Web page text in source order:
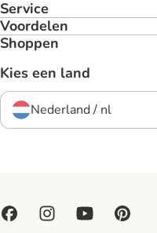
Service
Voordelen
Shoppen
Kies een land
Nederland / nl